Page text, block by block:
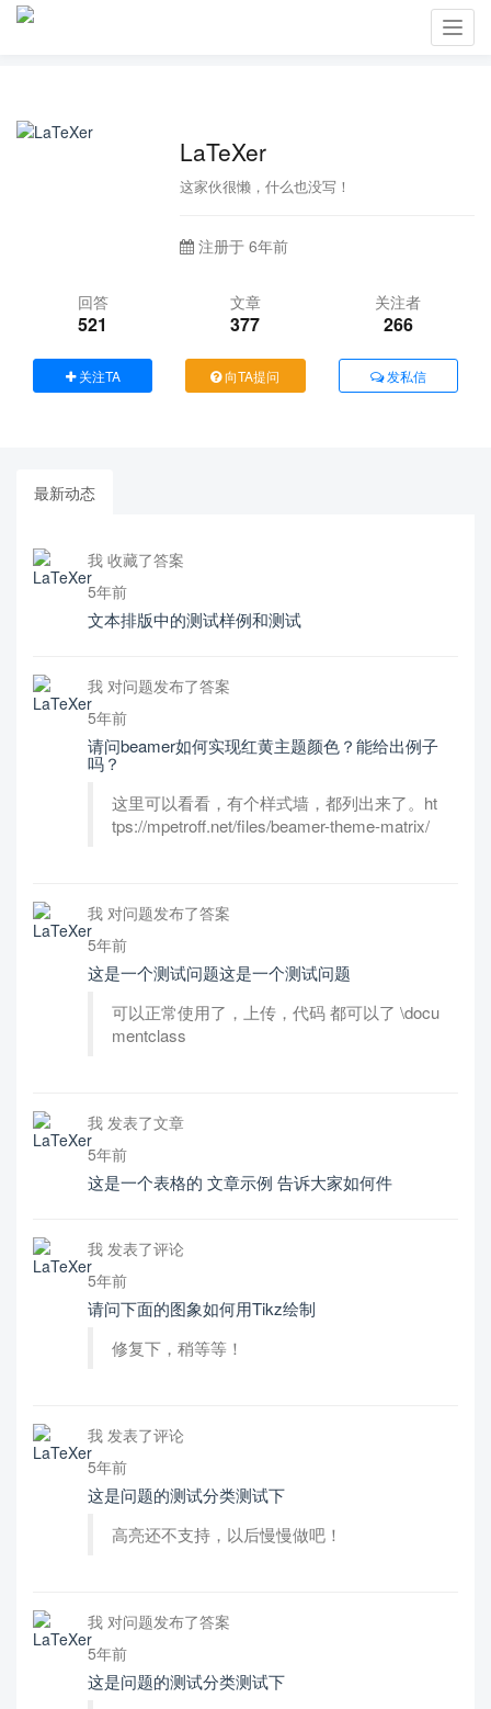
LaTeXer
这家伙很懒，什么也没写！
注册于 6年前
回答
521
文章
377
关注者
266
关注TA 向TA提问 发私信
最新动态
我 收藏了答案
5年前
文本排版中的测试样例和测试
我 对问题发布了答案
5年前
请问beamer如何实现红黄主题颜色？能给出例子
吗？
这里可以看看，有个样式墙，都列出来了。ht
tps://mpetroff.net/files/beamer-theme-matrix/
我 对问题发布了答案
5年前
这是一个测试问题这是一个测试问题
可以正常使用了，上传，代码 都可以了 \docu
mentclass
我 发表了文章
5年前
这是一个表格的 文章示例 告诉大家如何件
我 发表了评论
5年前
请问下面的图象如何用Tikz绘制
修复下，稍等等！
我 发表了评论
5年前
这是问题的测试分类测试下
高亮还不支持，以后慢慢做吧！
我 对问题发布了答案
5年前
这是问题的测试分类测试下